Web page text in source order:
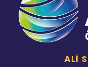
ALI